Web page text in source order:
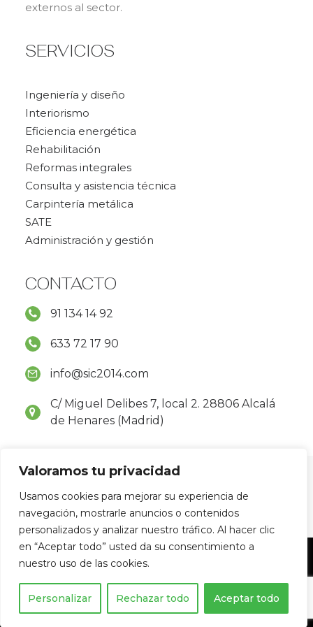
Valoramos tu privacidad
Usamos cookies para mejorar su experiencia de
navegación, mostrarle anuncios o contenidos
personalizados y analizar nuestro tráfico. Al hacer clic
en “Aceptar todo” usted da su consentimiento a
nuestro uso de las cookies.
Personalizar Rechazar todo Aceptar todo
externos al sector.
SERVICIOS
Ingeniería y diseño
Interiorismo
Eficiencia energética
Rehabilitación
Reformas integrales
Consulta y asistencia técnica
Carpintería metálica
SATE
Administración y gestión
CONTACTO
91 134 14 92
633 72 17 90
info@sic2014.com
C/ Miguel Delibes 7, local 2. 28806 Alcalá
de Henares (Madrid)
© 2026
SOLUCIONES INTEGRALES DE LA CONSTRUCCION
MADRID 2014 S.L.
Todos los derechos reservados. Desarrollo: